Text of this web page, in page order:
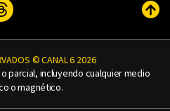
Threads
© CANAL 6 2026
parcial, incluyendo cualquier medio
o magnético.